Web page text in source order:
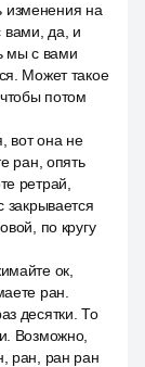
изменения на
вами, да, и
мы с вами
Может такое
потом
вот она не
ран, опять
ретрай,
закрывается
по кругу
ок,
ран.
десятки. То
Возможно,
ран, ран ран